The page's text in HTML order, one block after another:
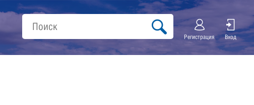
Регистрация Вход